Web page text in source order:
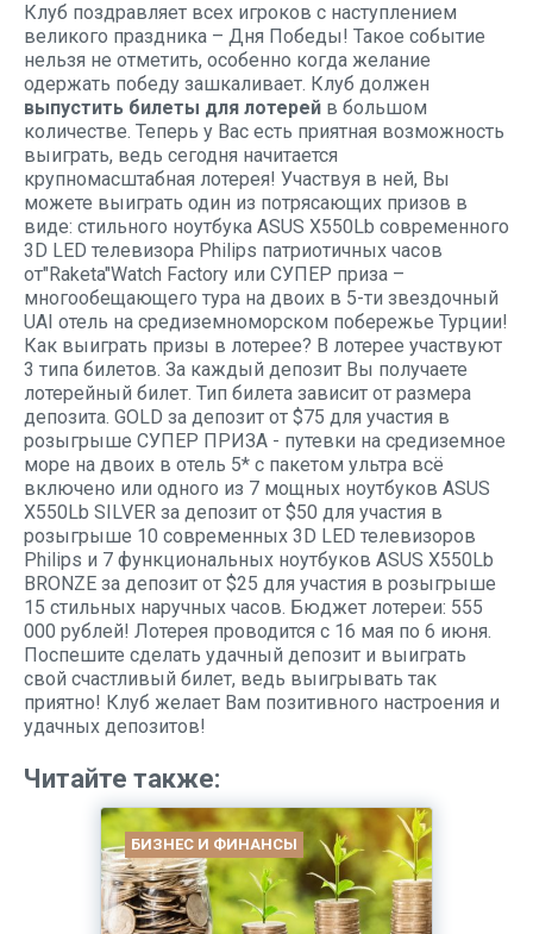
Клуб поздравляет всех игроков с наступлением
великого праздника – Дня Победы! Такое событие
нельзя не отметить, особенно когда желание
одержать победу зашкаливает. Клуб должен
выпустить билеты для лотерей в большом
количестве. Теперь у Вас есть приятная возможность
выиграть, ведь сегодня начитается
крупномасштабная лотерея! Участвуя в ней, Вы
можете выиграть один из потрясающих призов в
виде: стильного ноутбука ASUS X550Lb современного
3D LED телевизора Philips патриотичных часов
от"Raketa"Watch Factory или СУПЕР приза –
многообещающего тура на двоих в 5-ти звездочный
UAI отель на средиземноморском побережье Турции!
Как выиграть призы в лотерее? В лотерее участвуют
3 типа билетов. За каждый депозит Вы получаете
лотерейный билет. Тип билета зависит от размера
депозита. GOLD за депозит от $75 для участия в
розыгрыше СУПЕР ПРИЗА - путевки на средиземное
море на двоих в отель 5* с пакетом ультра всё
включено или одного из 7 мощных ноутбуков ASUS
X550Lb SILVER за депозит от $50 для участия в
розыгрыше 10 современных 3D LED телевизоров
Philips и 7 функциональных ноутбуков ASUS X550Lb
BRONZE за депозит от $25 для участия в розыгрыше
15 стильных наручных часов. Бюджет лотереи: 555
000 рублей! Лотерея проводится с 16 мая по 6 июня.
Поспешите сделать удачный депозит и выиграть
свой счастливый билет, ведь выигрывать так
приятно! Клуб желает Вам позитивного настроения и
удачных депозитов!
Читайте также:
БИЗНЕС И ФИНАНСЫ